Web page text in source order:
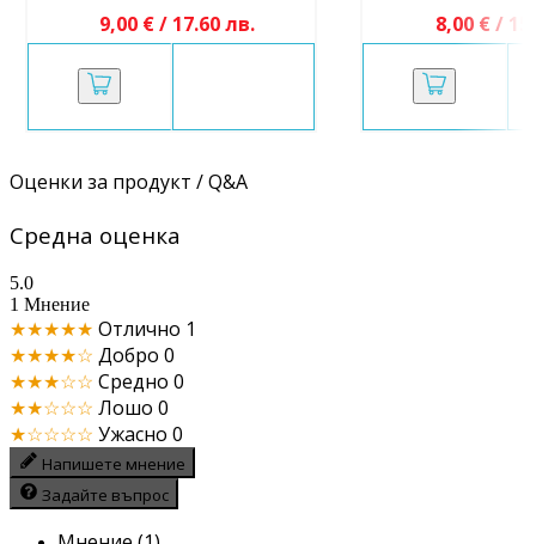
9,00 € / 17.60 лв. 8,00 € /
Оценки за продукт / Q&A
Средна оценка
5.0
1 Мнение
★★★★★ Отлично 1
★★★★☆ Добро 0
★★★☆☆ Средно 0
★★☆☆☆ Лошо 0
★☆☆☆☆ Ужасно 0
Напишете мнение
Задайте въпрос